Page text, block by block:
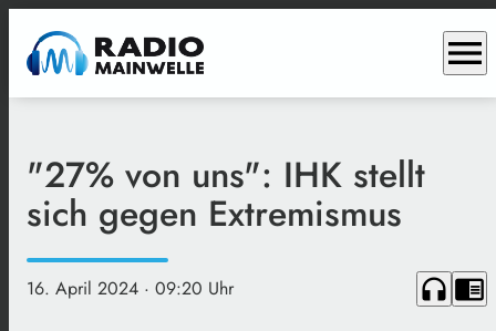
menu
"27% von uns": IHK stellt
sich gegen Extremismus
16. April 2024 · 09:20 Uhr headphones chrome_reader_mode